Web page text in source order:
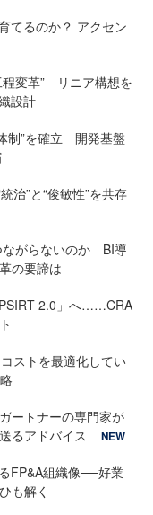
てるのか？ アクセン
程変革” リニア構想を
設計
制”を確立 開発基盤
治”と“俊敏性”を共存
ながらないのか BI導
の要諦は
2.0」へ……CRA
ストを最適化してい
ートナーの専門家が
るアドバイス
NEW
FP&A組織像──好業
も解く